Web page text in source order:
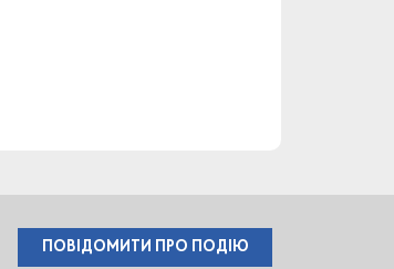
ПОВІДОМИТИ ПРО ПОДІЮ